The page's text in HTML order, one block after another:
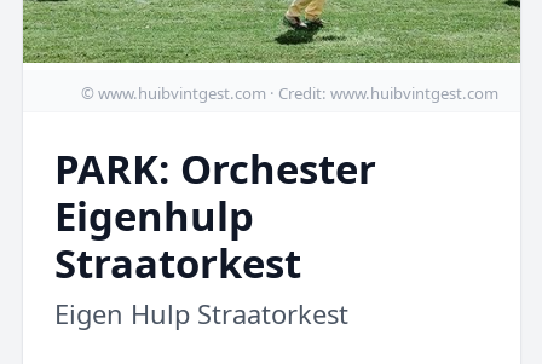
© www.huibvintgest.com · Credit: www.huibvintgest.com
PARK: Orchester
Eigenhulp
Straatorkest
Eigen Hulp Straatorkest